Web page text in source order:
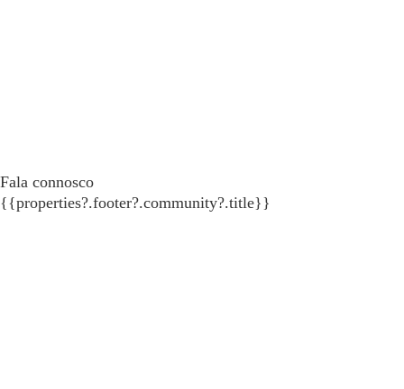
Fala connosco
{{properties?.footer?.community?.title}}